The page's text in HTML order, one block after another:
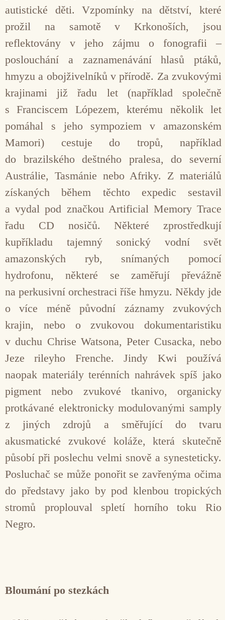
autistické děti. Vzpomínky na dětství, které
prožil na samotě v Krkonoších, jsou
reflektovány v jeho zájmu o fonografii –
poslouchání a zaznamenávání hlasů ptáků,
hmyzu a obojživelníků v přírodě. Za zvukovými
krajinami již řadu let (napří­klad společně
s Franciscem Lópezem, kterému něko­lik let
pomáhal s jeho sympoziem v amazonském
Mamori) cestuje do tropů, například
do brazilského deštného pralesa, do severní
Austrálie, Tasmánie nebo Afriky. Z materiálů
získaných během těchto expedic sestavil
a vydal pod značkou Artificial Me­mory Trace
řadu CD nosičů. Některé zprostředkují
kupříkladu tajemný sonický vodní svět
amazonských ryb, snímaných pomocí
hydrofonu, některé se zamě­řují převážně
na perkusivní orchestraci říše hmyzu. Někdy jde
o více méně původní záznamy zvukových
krajin, nebo o zvukovou dokumentaristiku
v duchu Chrise Watsona, Peter Cusacka, nebo
Jeze riley­ho Frenche. Jindy Kwi používá
naopak materiály terénních nahrávek spíš jako
pigment nebo zvukové tkanivo, organicky
protkávané elektronicky modulo­vanými samply
z jiných zdrojů a směřující do tvaru
akusmatické zvukové koláže, která skutečně
působí při poslechu velmi snově a synesteticky.
Posluchač se může ponořit se zavřenýma očima
do představy jako by pod klenbou tropických
stromů proplouval spletí horního toku Rio
Negro.
Bloumání po stezkách